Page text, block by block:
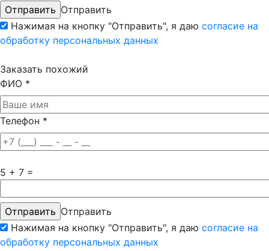
Отправить
Нажимая на кнопку "Отправить", я даю согласие на
обработку персональных данных
Заказать похожий
ФИО *
Телефон *
5 + 7 =
Отправить
Нажимая на кнопку "Отправить", я даю согласие на
обработку персональных данных